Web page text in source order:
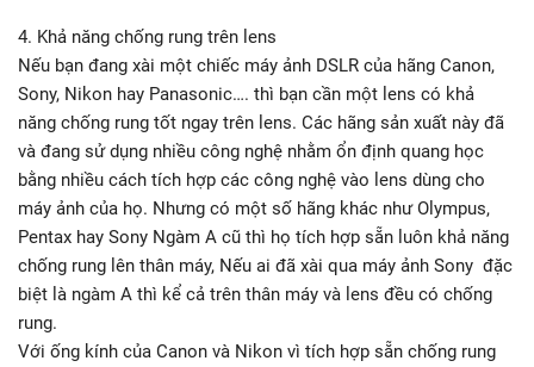
4. Khả năng chống rung trên lens
Nếu bạn đang xài một chiếc máy ảnh DSLR của hãng Canon,
Sony, Nikon hay Panasonic…. thì bạn cần một lens có khả
năng chống rung tốt ngay trên lens. Các hãng sản xuất này đã
và đang sử dụng nhiều công nghệ nhằm ổn định quang học
bằng nhiều cách tích hợp các công nghệ vào lens dùng cho
máy ảnh của họ. Nhưng có một số hãng khác như Olympus,
Pentax hay Sony Ngàm A cũ thì họ tích hợp sẵn luôn khả năng
chống rung lên thân máy, Nếu ai đã xài qua máy ảnh Sony đặc
biệt là ngàm A thì kể cả trên thân máy và lens đều có chống
rung.
Với ống kính của Canon và Nikon vì tích hợp sẵn chống rung